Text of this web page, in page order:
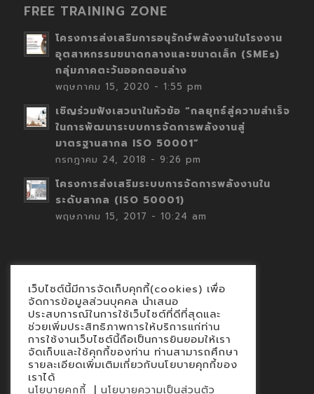
FREE TRAINING ZONE
โครงการส่งเสริมการอนุรักษ์พลังงานในโรงงาน
อุตสาหกรรมขนาดกลางและขนาดเล็ก (SMEs)
กลุ่มภาคตะวันออกตอนล่าง
พฤษภาคม 15, 2020 - 1:55 pm
เชิญร่วมฟังเสวนาในหัวข้อ “กลยุทธ์สู่ความสำเร็จ
ในการพัฒนาระบบการจัดการพลังงานสู่
มาตรฐานสากล ISO 50001”
กรกฎาคม 24, 2018 - 9:26 pm
โครงการส่งเสริมระบบการจัดการพลังงานใน
ระดับสากล (ISO 50001)
พฤษภาคม 15, 2017 - 10:24 am
Contact
นโยบายคุกกี้
นโยบายข้อมูลส่วนบุคคล
เว็บไซต์นี้มีการจัดเก็บคุกกี้(cookies) เพื่อ
จัดการข้อมูลส่วนบุคคล นำเสนอ
ประสบการณ์ในการใช้เว็บไซต์ที่ดีที่สุดและ
ช่วยเพิ่มประสิทธิภาพการให้บริการแก่ท่าน
การใช้งานเว็บไซต์นี้ถือเป็นการยินยอมให้เรา
จัดเก็บและใช้คุกกี้ของท่าน ท่านสามารถศึกษา
รายละเอียดเพิ่มเติมเกี่ยวกับนโยบายคุกกี้ของ
เราได้
นโยบายคุกกี้ | นโยบายความเป็นส่วนตัว